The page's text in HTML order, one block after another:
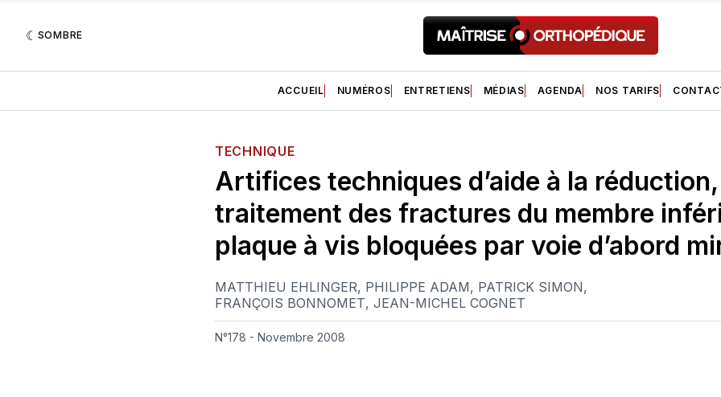
SOMBRE
ACCUEIL NUMÉROS ENTRETIENS MÉDIAS AGENDA NOS TARIFS
TECHNIQUE
Artifices techniques d’aide à la
traitement des fractures du membre
plaque à vis bloquées par voie d’abord
MATTHIEU EHLINGER, PHILIPPE ADAM, PATRICK SIMON,
FRANÇOIS BONNOMET, JEAN-MICHEL COGNET
N°178 - Novembre 2008